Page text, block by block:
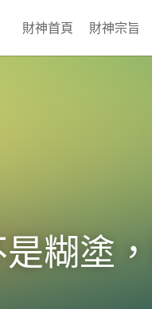
財神首頁 財神宗旨
是糊塗